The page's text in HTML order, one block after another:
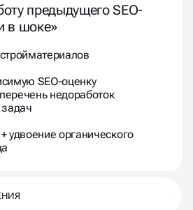
предыдущего SEO-
в шоке»
SEO-оценку
недоработок
удвоение органического